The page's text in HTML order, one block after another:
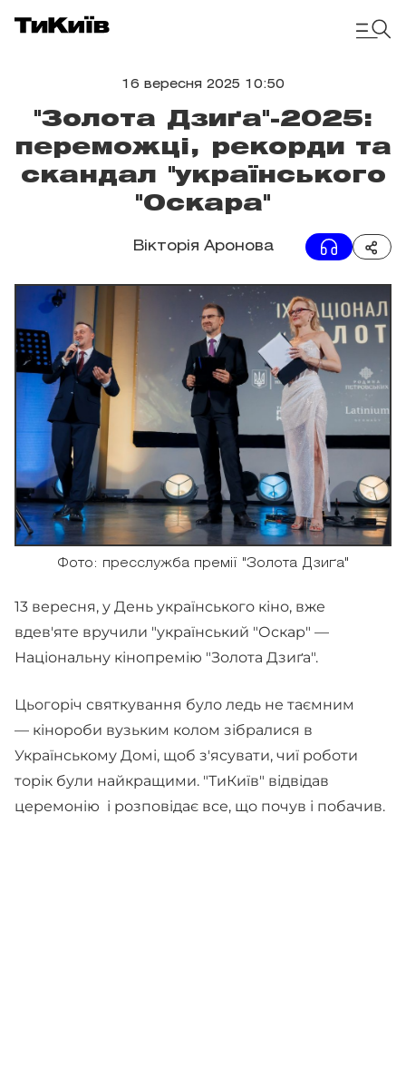
16 вересня 2025 10:50
"Золота Дзиґа"-2025:
переможці, рекорди та
скандал "українського
"Оскара"
Вікторія Аронова
Фото: пресслужба премії "Золота Дзиґа"
13 вересня, у День українського кіно, вже
вдев'яте вручили "український "Оскар" —
Національну кінопремію "Золота Дзиґа".
Цьогоріч святкування було ледь не таємним
— кінороби вузьким колом зібралися в
Українському Домі, щоб з'ясувати, чиї роботи
торік були найкращими. "ТиКиїв" відвідав
церемонію і розповідає все, що почув і побачив.